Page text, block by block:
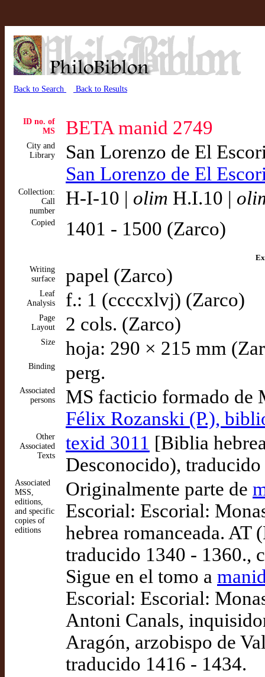
Back to Search Back to Results
ID no. of
MS
BETA manid 2749
City and
Library
San Lorenzo de El
San Lorenzo de El
Collection:
Call
number
H-I-10 | olim H.I.10 |
Copied 1401 - 1500 (Zarco)
Writing
surface
papel (Zarco)
Leaf
Analysis
f.: 1 (ccccxlvj) (Zarco)
Page
Layout
2 cols. (Zarco)
Size hoja: 290 × 215 mm
Binding perg.
Associated
persons
MS facticio formado de
Félix Rozanski (P.),
Other
Associated
Texts
texid 3011 [Biblia
Desconocido),
Associated
MSS,
editions,
and specific
copies of
editions
Originalmente parte de
Escorial: Escorial:
hebrea romanceada. AT
traducido 1340 - 1360.,
Sigue en el tomo a
Escorial: Escorial:
Antoni Canals,
Aragón, arzobispo de
traducido 1416 - 1434.